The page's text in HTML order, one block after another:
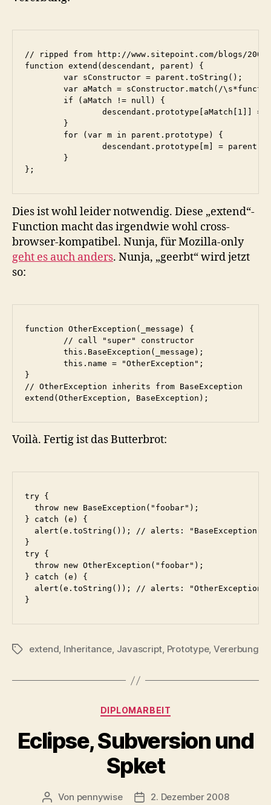
// ripped from http://www.sitepoint.com/blogs/
function extend(descendant, parent) {
};
Dies ist wohl leider notwendig. Diese „extend“-
Function macht das irgendwie wohl cross-
browser-kompatibel. Nunja, für Mozilla-only
geht es auch anders. Nunja, „geerbt“ wird jetzt
so:
function OtherException(_message) {
}
// OtherException inherits from BaseException
extend(OtherException, BaseException);
Voilà. Fertig ist das Butterbrot:
try {
  throw new BaseException("foobar");
} catch (e) {
alert(e.toString()); // alerts: "BaseException:
}
try {
  throw new OtherException("foobar");
} catch (e) {
alert(e.toString()); // alerts: "OtherException:
}
Schlagwörter
extend, Inheritance, Javascript, Prototype, Vererbung
Kategorien
DIPLOMARBEIT
Eclipse, Subversion und
Spket
Beitragsautor
Von pennywise Veröffentlichungsdatum
2. Dezember 2008